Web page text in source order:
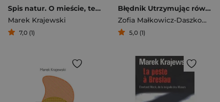
Spis natur. O mieście, technologii, sztuce i współczesnych obyczajach
Marek Krajewski
7,0 (1)
Błędnik Utrzymując równowagę
Zofia Małkowicz-Daszkowska
5,0 (1)